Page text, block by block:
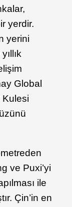
yerdir.
yerini
Global
Kulesi
ve Puxi’yi
ile
Çin’in en